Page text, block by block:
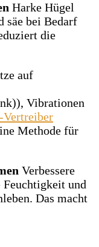
Harke Hügel
säe bei Bedarf
die
auf
Vibrationen
Methode für
Verbessere
Feuchtigkeit und
Das macht